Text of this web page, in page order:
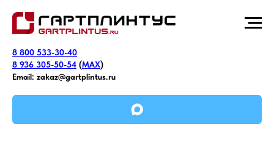
8 800 533-30-40
8 936 305-50-54 (MAX)
Email: zakaz@gartplintus.ru